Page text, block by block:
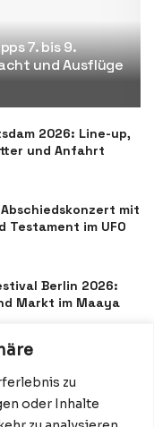
zu
oder Inhalte
7. bis 9.
und Ausflüge
2026: Line-up,
und Anfahrt
mit
Testament im UFO
Berlin 2026:
Markt im Maaya